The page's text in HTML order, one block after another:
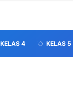
KELAS 4 KELAS 5